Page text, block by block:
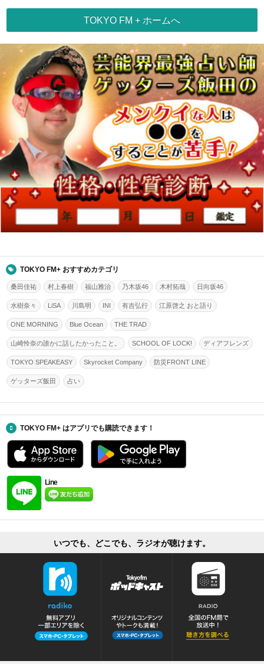
TOKYO FM + ホームへ
TOKYO FM+ おすすめカテゴリ
桑田佳祐 村上春樹 福山雅治 乃木坂46 木村拓哉 日向坂46
水樹奈々 LiSA 川島明 INI 有吉弘行 江原啓之 おと語り
ONE MORNING Blue Ocean THE TRAD
山崎怜奈の誰かに話したかったこと。 SCHOOL OF LOCK! ディアフレンズ
TOKYO SPEAKEASY Skyrocket Company 防災FRONT LINE
ゲッターズ飯田 占い
TOKYO FM+ はアプリでも購読できます！
Line
いつでも、どこでも、ラジオが聴けます。